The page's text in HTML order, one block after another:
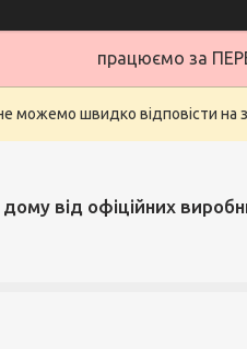
працюємо за
можемо швидко відповісти на
від офіційних